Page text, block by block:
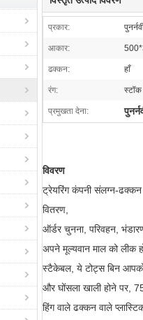
प्रकार:
आकार:
ढक्कन: हाँ
रंग: स्टॉक
प्रमुखता देना:
विवरण
ट्रेयरिंग कंपनी संलग्न-ढक्कन
वितरण,
ऑर्डर चुनना, परिवहन,
अपने मूल्यवान माल को लीक
स्टैकेबल, ये टोट्स बिन
और घोंसला खाली होने पर,
हिंग वाले ढक्कन वाले